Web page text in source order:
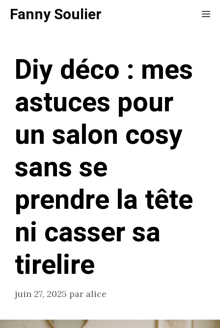
AllerFanny Soulier
Diy déco : mes
astuces pour
un salon cosy
sans se
prendre la tête
ni casser sa
tirelire
juin 27, 2025 par alice